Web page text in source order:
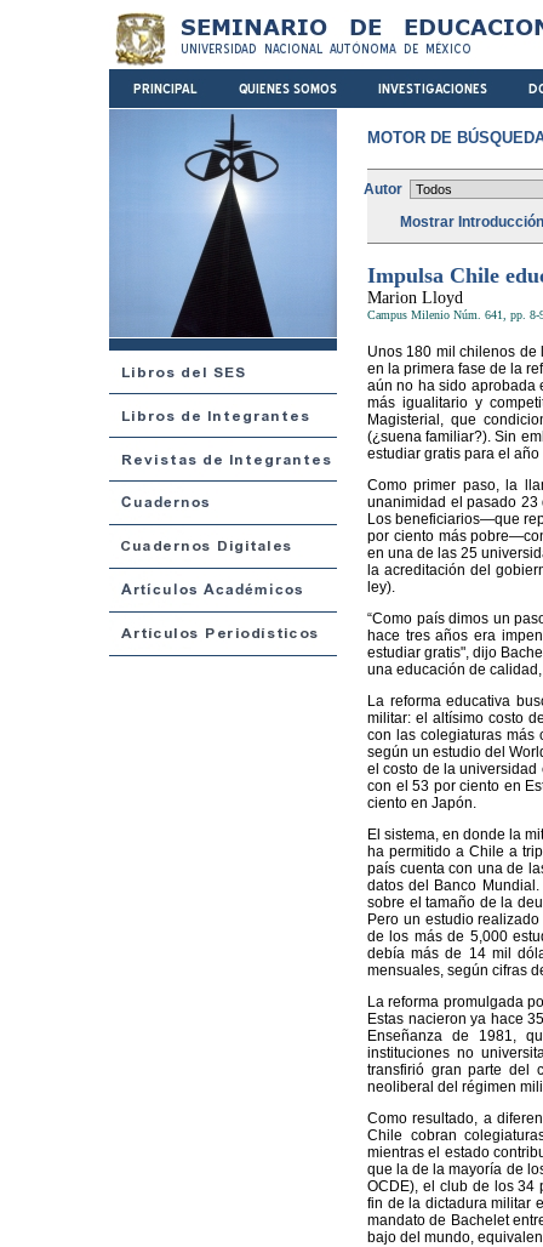
MOTOR DE
Autor
Mostrar
Impulsa Chile
Marion Lloyd
Campus Milenio Núm. 641, pp. 8-
Unos 180 mil chilenos de
en la primera fase de la
aún no ha sido aprobada
más igualitario y
Magisterial, que
(¿suena familiar?). Sin
estudiar gratis para el año
Como primer paso, la
unanimidad el pasado 23
Los beneficiarios—que
por ciento más
en una de las 25
la acreditación del
ley).
“Como país dimos un
hace tres años era
estudiar gratis", dijo
una educación de
La reforma educativa
militar: el altísimo costo
con las colegiaturas más
según un estudio del
el costo de la
con el 53 por ciento en
ciento en Japón.
El sistema, en donde la
ha permitido a Chile a
país cuenta con una de
datos del Banco
sobre el tamaño de la
Pero un estudio
de los más de 5,000
debía más de 14 mil
mensuales, según cifras
La reforma promulgada
Estas nacieron ya hace
Enseñanza de 1981,
instituciones no
transfirió gran parte del
neoliberal del régimen
Como resultado, a
Chile cobran
mientras el estado
que la de la mayoría de
OCDE), el club de los 34
fin de la dictadura militar
mandato de Bachelet
bajo del mundo,